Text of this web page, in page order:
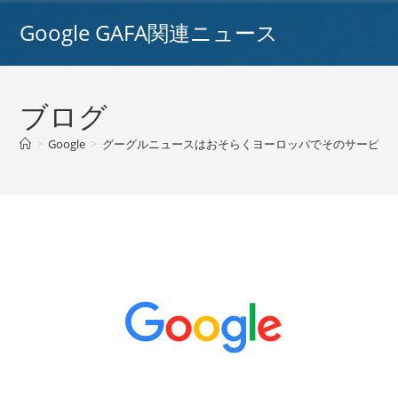
Google GAFA関連ニュース
ブログ
> Google > グーグルニュースはおそらくヨーロッパでそのサービス